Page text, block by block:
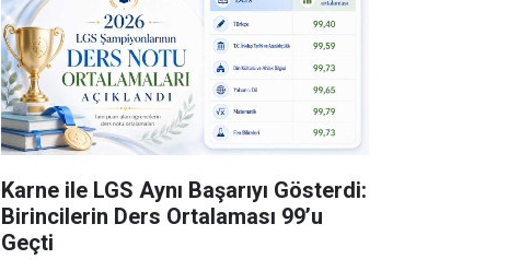
Karne ile LGS Aynı Başarıyı Gösterdi:
Birincilerin Ders Ortalaması 99’u
Geçti